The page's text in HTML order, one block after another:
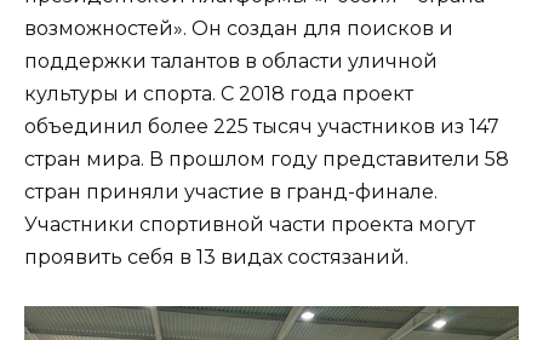
возможностей». Он создан для поисков и
поддержки талантов в области уличной
культуры и спорта. С 2018 года проект
объединил более 225 тысяч участников из 147
стран мира. В прошлом году представители 58
стран приняли участие в гранд-финале.
Участники спортивной части проекта могут
проявить себя в 13 видах состязаний.